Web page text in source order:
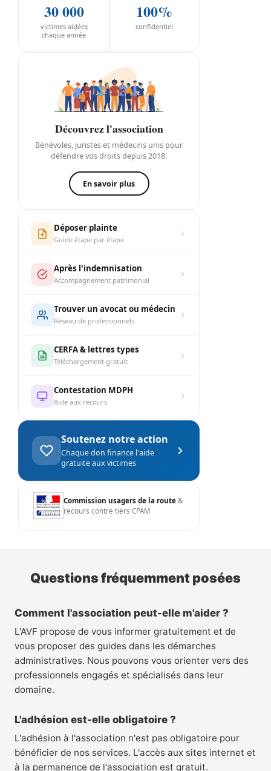
30 000
victimes aidées
chaque année
100%
confidentiel
Découvrez l'association
Bénévoles, juristes et médecins unis pour
défendre vos droits depuis 2018.
En savoir plus
Déposer plainte
Guide étape par étape
Après l'indemnisation
Accompagnement patrimonial
Trouver un avocat ou médecin
Réseau de professionnels
CERFA & lettres types
Téléchargement gratuit
Contestation MDPH
Aide aux recours
Soutenez notre action
Chaque don finance l'aide
gratuite aux victimes
Commission usagers de la route &
recours contre tiers CPAM
Questions fréquemment posées
Comment l'association peut-elle m'aider ?
L'AVF propose de vous informer gratuitement et de
vous proposer des guides dans les démarches
administratives. Nous pouvons vous orienter vers des
professionnels engagés et spécialisés dans leur
domaine.
L'adhésion est-elle obligatoire ?
L'adhésion à l'association n'est pas obligatoire pour
bénéficier de nos services. L'accès aux sites internet et
à la permanence de l'association est gratuit.